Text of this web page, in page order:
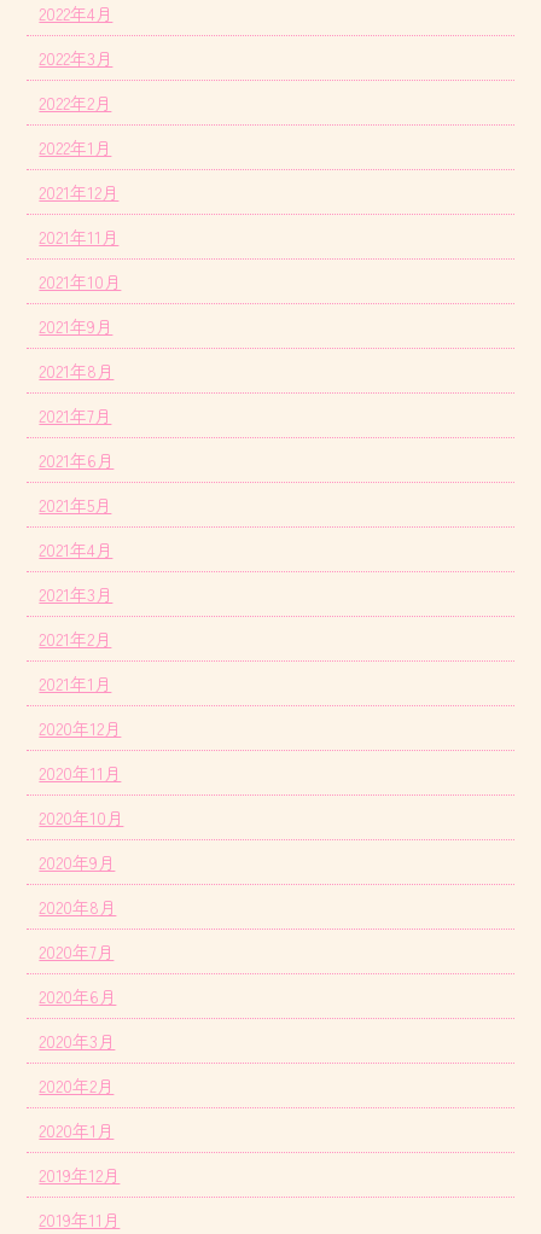
2022年4月
2022年3月
2022年2月
2022年1月
2021年12月
2021年11月
2021年10月
2021年9月
2021年8月
2021年7月
2021年6月
2021年5月
2021年4月
2021年3月
2021年2月
2021年1月
2020年12月
2020年11月
2020年10月
2020年9月
2020年8月
2020年7月
2020年6月
2020年3月
2020年2月
2020年1月
2019年12月
2019年11月